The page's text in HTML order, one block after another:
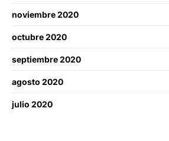
noviembre 2020
octubre 2020
septiembre 2020
agosto 2020
julio 2020